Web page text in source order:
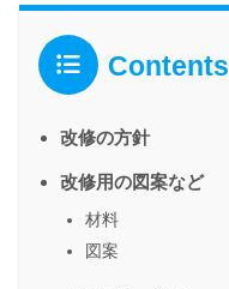
Contents
改修の方針
改修用の図案など
材料
図案